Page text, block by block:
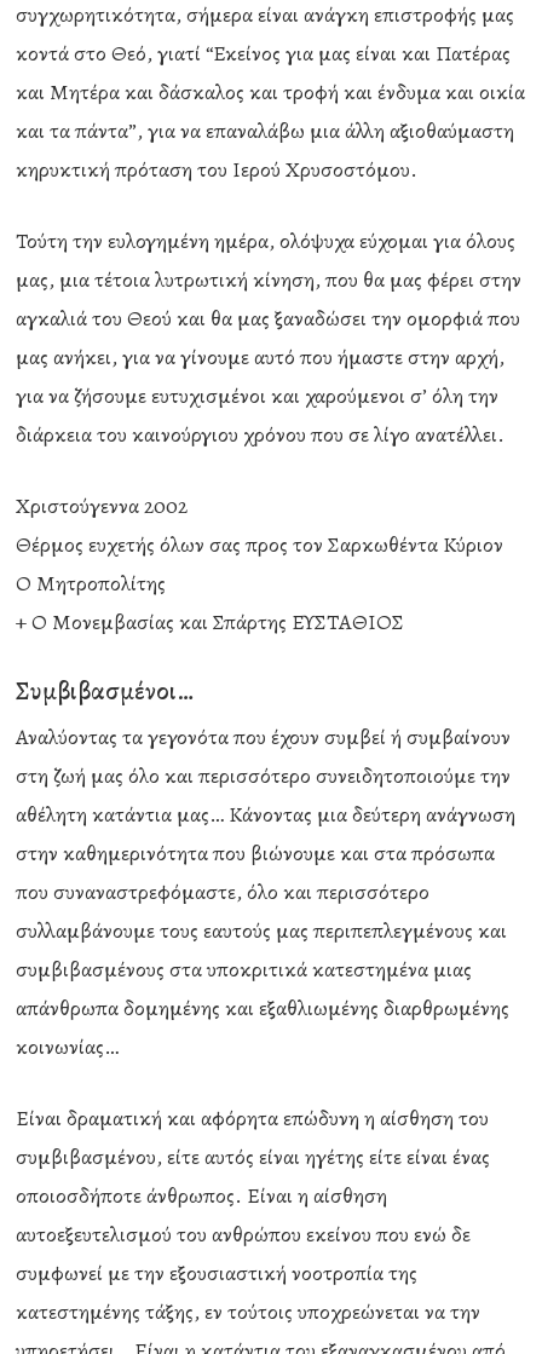
συγχωρητικότητα, σήμερα είναι ανάγκη επιστροφής μας
κοντά στο Θεό, γιατί “Εκείνος για μας είναι και Πατέρας
και Μητέρα και δάσκαλος και τροφή και ένδυμα και οικία
και τα πάντα”, για να επαναλάβω μια άλλη αξιοθαύμαστη
κηρυκτική πρόταση του Ιερού Χρυσοστόμου.
Τούτη την ευλογημένη ημέρα, ολόψυχα εύχομαι για όλους
μας, μια τέτοια λυτρωτική κίνηση, που θα μας φέρει στην
αγκαλιά του Θεού και θα μας ξαναδώσει την ομορφιά που
μας ανήκει, για να γίνουμε αυτό που ήμαστε στην αρχή,
για να ζήσουμε ευτυχισμένοι και χαρούμενοι σ’ όλη την
διάρκεια του καινούργιου χρόνου που σε λίγο ανατέλλει.
Χριστούγεννα 2002
Θέρμος ευχετής όλων σας προς τον Σαρκωθέντα Κύριον
Ο Μητροπολίτης
+ Ο Μονεμβασίας και Σπάρτης ΕΥΣΤΑΘΙΟΣ
Συμβιβασμένοι…
Αναλύοντας τα γεγονότα που έχουν συμβεί ή συμβαίνουν
στη ζωή μας όλο και περισσότερο συνειδητοποιούμε την
αθέλητη κατάντια μας… Κάνοντας μια δεύτερη ανάγνωση
στην καθημερινότητα που βιώνουμε και στα πρόσωπα
που συναναστρεφόμαστε, όλο και περισσότερο
συλλαμβάνουμε τους εαυτούς μας περιπεπλεγμένους και
συμβιβασμένους στα υποκριτικά κατεστημένα μιας
απάνθρωπα δομημένης και εξαθλιωμένης διαρθρωμένης
κοινωνίας…
Είναι δραματική και αφόρητα επώδυνη η αίσθηση του
συμβιβασμένου, είτε αυτός είναι ηγέτης είτε είναι ένας
οποιοσδήποτε άνθρωπος. Είναι η αίσθηση
αυτοεξευτελισμού του ανθρώπου εκείνου που ενώ δε
συμφωνεί με την εξουσιαστική νοοτροπία της
κατεστημένης τάξης, εν τούτοις υποχρεώνεται να την